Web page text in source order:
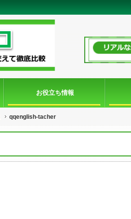
お役立ち情報
qqenglish-tacher